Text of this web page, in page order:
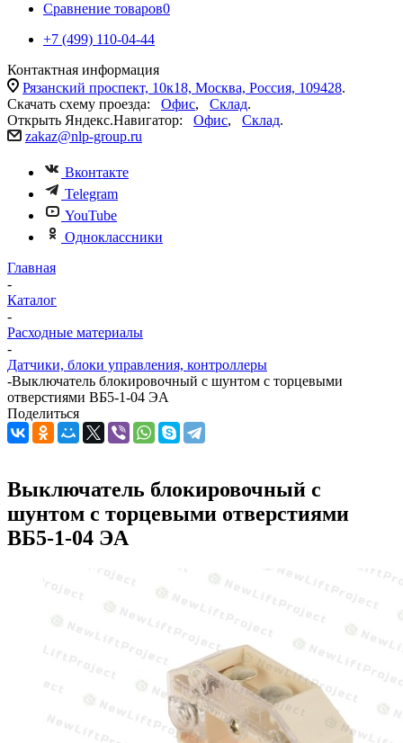
Сравнение товаров0
+7 (499) 110-04-44
Контактная информация
Рязанский проспект, 10к18, Москва, Россия, 109428.
Скачать схему проезда: Офис, Склад.
Открыть Яндекс.Навигатор: Офис, Склад.
zakaz@nlp-group.ru
Вконтакте
Telegram
YouTube
Одноклассники
Главная
-
Каталог
-
Расходные материалы
-
Датчики, блоки управления, контроллеры
-Выключатель блокировочный с шунтом с торцевыми
отверстиями ВБ5-1-04 ЭА
Поделиться
Выключатель блокировочный с
шунтом с торцевыми отверстиями
ВБ5-1-04 ЭА